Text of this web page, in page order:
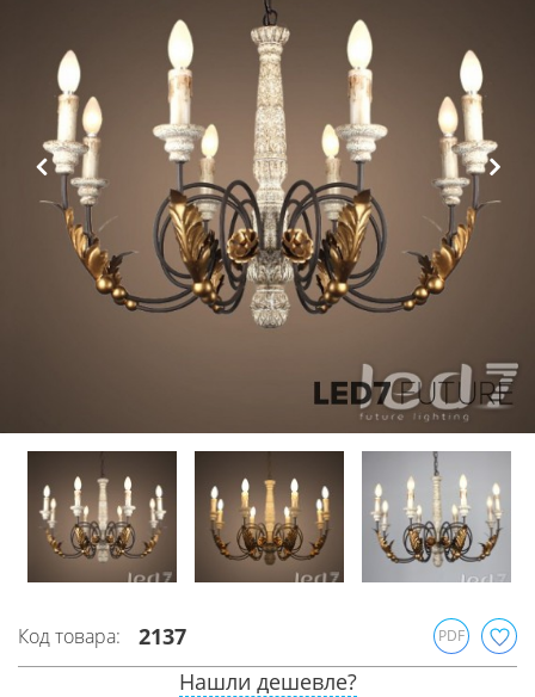
Previous
Код товара: 2137 PDF
Нашли дешевле?